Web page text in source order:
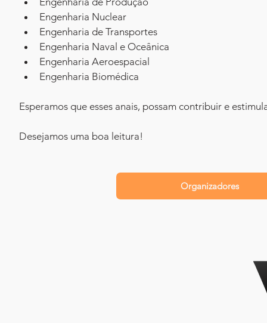
Engenharia Nuclear
Engenharia de Transportes
Engenharia Naval e Oceânica
Engenharia Aeroespacial
Engenharia Biomédica
Esperamos que esses anais, possam contribuir e
Desejamos uma boa leitura!
Organizadores